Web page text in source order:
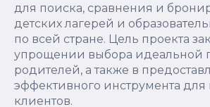
для поиска, сравнения и
детских лагерей и
по всей стране. Цель проекта
упрощении выбора идеальной
родителей, а также в
эффективного инструмента
клиентов.